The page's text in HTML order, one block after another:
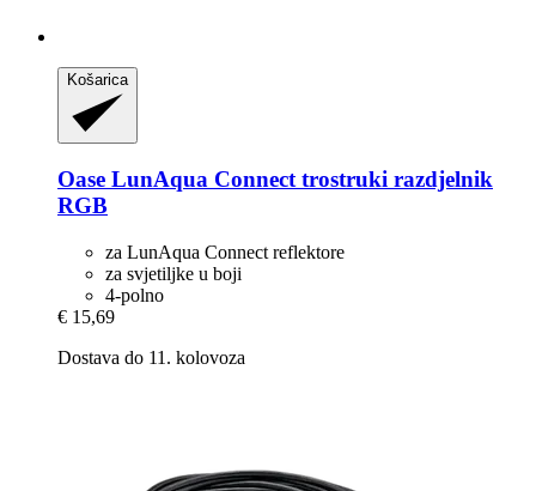
Košarica
Oase LunAqua Connect trostruki razdjelnik
RGB
za LunAqua Connect reflektore
za svjetiljke u boji
4-polno
€ 15,69
Dostava do 11. kolovoza